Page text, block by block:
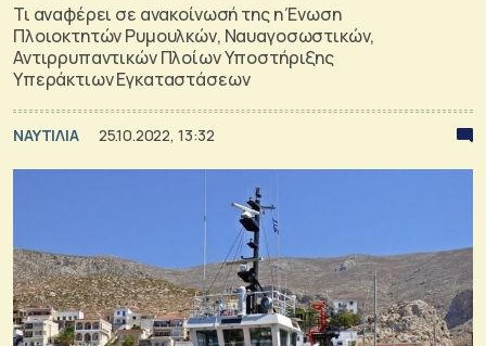
Τι αναφέρει σε ανακοίνωσή της η Ένωση
Πλοιοκτητών Ρυμουλκών, Ναυαγοσωστικών,
Αντιρρυπαντικών Πλοίων Υποστήριξης
Υπεράκτιων Εγκαταστάσεων
ΝΑΥΤΙΛΙΑ 25.10.2022, 13:32